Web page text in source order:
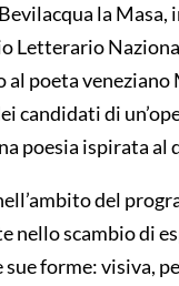
la Masa,
Letterario
al poeta veneziano
candidati di
poesia ispirata al
del
nello scambio di
forme: visiva,